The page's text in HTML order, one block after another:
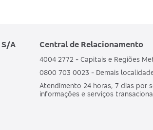
S/A Central de Relacionamento
4004 2772 - Capitais e Regiões
0800 703 0023 - Demais
Atendimento 24 horas, 7 dias por
informações e serviços